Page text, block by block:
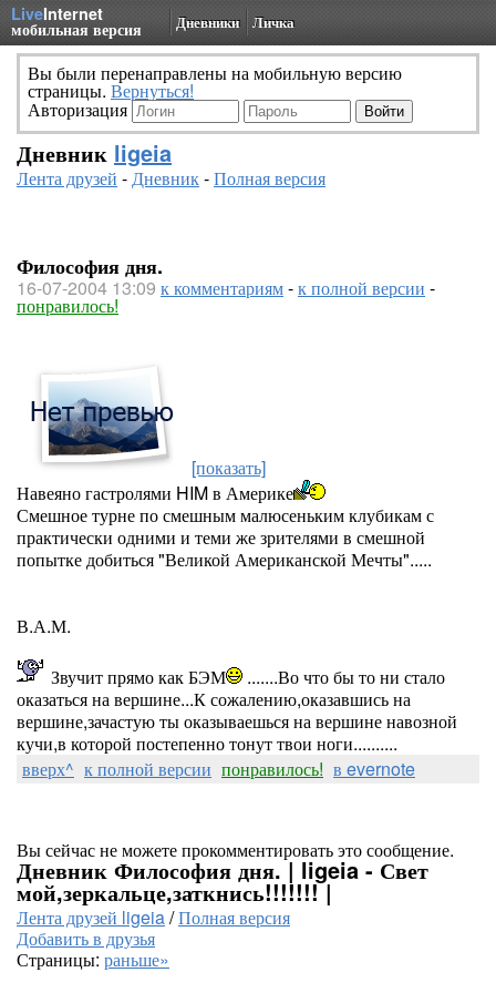
LiveInternet
мобильная версия Дневники Личка
Вы были перенаправлены на мобильную версию
страницы. Вернуться!
Авторизация
Дневник ligeia
Лента друзей -Дневник-Полная версия
Философия дня.
16-07-2004 13:09 к комментариям-к полной версии -
понравилось!
[показать]
Навеяно гастролями HIM в Америке
Смешное турне по смешным малюсеньким клубикам с
практически одними и теми же зрителями в смешной
попытке добиться "Великой Американской Мечты".....
В.А.М.
Звучит прямо как БЭМ
.......Во что бы то ни стало
оказаться на вершине...К сожалению,оказавшись на
вершине,зачастую ты оказываешься на вершине навозной
кучи,в которой постепенно тонут твои ноги..........
вверх^ к полной версии понравилось! в evernote
Вы сейчас не можете прокомментировать это сообщение.
Дневник Философия дня. | ligeia - Свет
мой,зеркальце,заткнись!!!!!!! |
Лента друзей ligeia/Полная версия
Добавить в друзья
Страницы: раньше»